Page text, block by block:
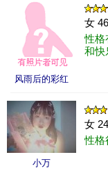
风雨后的彩红
性格
和快
请
小万
性格